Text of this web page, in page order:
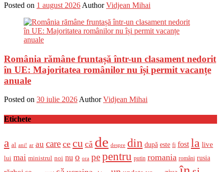
Posted on 1 august 2026 Author Vidjean Mihai
România rămâne fruntașă într-un clasament nedorit
în UE: Majoritatea românilor nu își permit vacanțe
anuale
Posted on 30 iulie 2026Author Vidjean Mihai
Etichete
a al ani! ar au care ce cu că de despre din după este fi fost la live
lui mai ministrul noi nu o ora pepentru putin romania români rusia